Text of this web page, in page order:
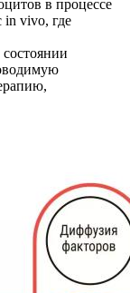
в процессе
in vivo, где